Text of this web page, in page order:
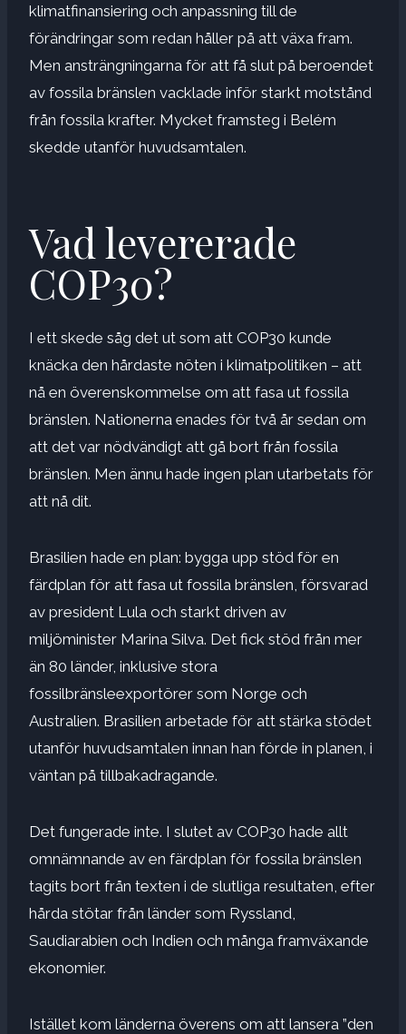
klimatfinansiering och anpassning till de
förändringar som redan håller på att växa fram.
Men ansträngningarna för att få slut på beroendet
av fossila bränslen vacklade inför starkt motstånd
från fossila krafter. Mycket framsteg i Belém
skedde utanför huvudsamtalen.
Vad levererade
COP30?
I ett skede såg det ut som att COP30 kunde
knäcka den hårdaste nöten i klimatpolitiken – att
nå en överenskommelse om att fasa ut fossila
bränslen. Nationerna enades för två år sedan om
att det var nödvändigt att gå bort från fossila
bränslen. Men ännu hade ingen plan utarbetats för
att nå dit.
Brasilien hade en plan: bygga upp stöd för en
färdplan för att fasa ut fossila bränslen, försvarad
av president Lula och starkt driven av
miljöminister Marina Silva. Det fick stöd från mer
än 80 länder, inklusive stora
fossilbränsleexportörer som Norge och
Australien. Brasilien arbetade för att stärka stödet
utanför huvudsamtalen innan han förde in planen, i
väntan på tillbakadragande.
Det fungerade inte. I slutet av COP30 hade allt
omnämnande av en färdplan för fossila bränslen
tagits bort från texten i de slutliga resultaten, efter
hårda stötar från länder som Ryssland,
Saudiarabien och Indien och många framväxande
ekonomier.
Istället kom länderna överens om att lansera ”den